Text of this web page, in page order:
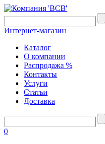
Интернет-магазин
Каталог
О компании
Распродажа %
Контакты
Услуги
Статьи
Доставка
0